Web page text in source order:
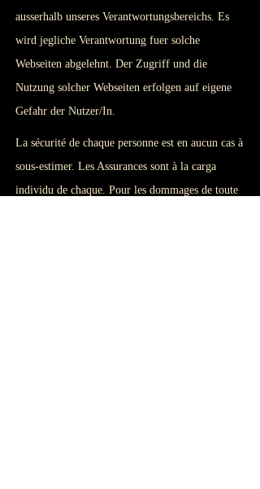
ausserhalb unseres Verantwortungsbereichs. Es
wird jegliche Verantwortung fuer solche
Webseiten abgelehnt. Der Zugriff und die
Nutzung solcher Webseiten erfolgen auf eigene
Gefahr der Nutzer/In.
La sécurité de chaque personne est en aucun cas à
sous-estimer. Les Assurances sont à la carga
individu de chaque. Pour les dommages de toute